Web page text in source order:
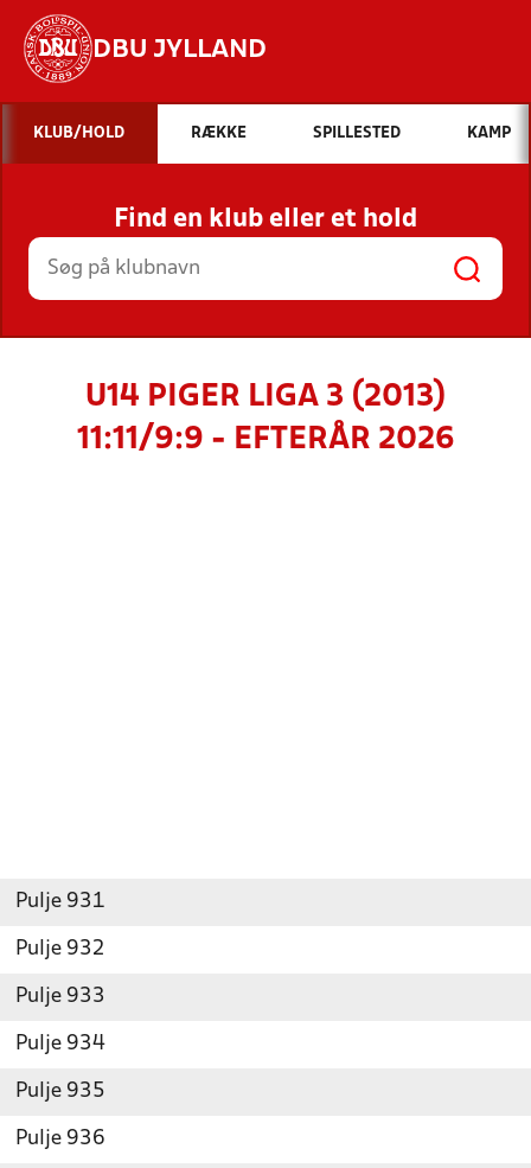
DBU JYLLAND
Hvad vil du søge efter?
INDHOLD OG NYHEDER
STILLINGER, RESULTATER, KLUBBER OG
HOLD
KLUB/HOLD RÆKKE SPILLESTED KAMP
Find en klub eller et hold
U14 PIGER LIGA 3 (2013)
11:11/9:9 - EFTERÅR 2026
Pulje 931
Pulje 932
Pulje 933
Pulje 934
Pulje 935
Pulje 936